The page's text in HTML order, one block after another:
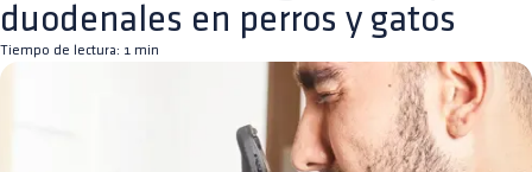
duodenales en perros y gatos
Tiempo de lectura: 1 min